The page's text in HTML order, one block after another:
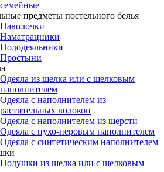
семейные
предметы постельного белья
Наволочки
Наматрацники
Пододеяльники
Простыни
Одеяла из шелка или с шелковым
наполнителем
Одеяла с наполнителем из
растительных волокон
Одеяла с наполнителем из шерсти
Одеяла с пухо-перовым наполнителем
Одеяла с синтетическим наполнителем
Подушки из шелка или с шелковым